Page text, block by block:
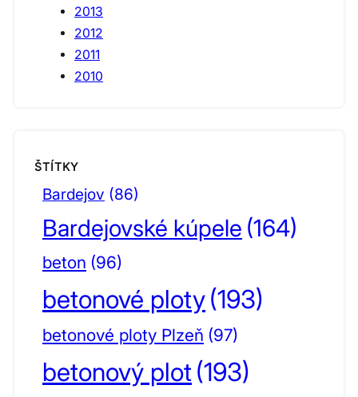
2013
2012
2011
2010
ŠTÍTKY
Bardejov (86)
Bardejovské kúpele (164)
beton (96)
betonové ploty(193)
betonové ploty Plzeň (97)
betonový plot (193)